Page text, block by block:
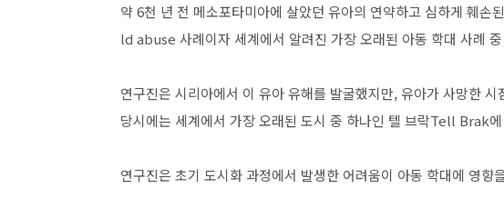
약 6천 년 전 메소포타미아에 살았던 유아의 연약하고 심하게 훼손
ld abuse 사례이자 세계에서 알려진 가장 오래된 아동 학대 사례
연구진은 시리아에서 이 유아 유해를 발굴했지만, 유아가 사망한
당시에는 세계에서 가장 오래된 도시 중 하나인 텔 브락Tell Brak
연구진은 초기 도시화 과정에서 발생한 어려움이 아동 학대에 영향